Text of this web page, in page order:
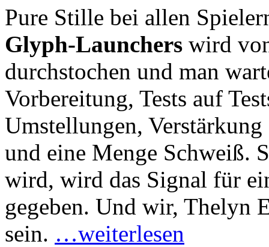
Pure Stille bei allen
Glyph-Launchers wird
durchstochen und man
Vorbereitung, Tests auf
Umstellungen,
und eine Menge Schweiß.
wird, wird das Signal für
gegeben. Und wir, Thelyn
sein. …weiterlesen